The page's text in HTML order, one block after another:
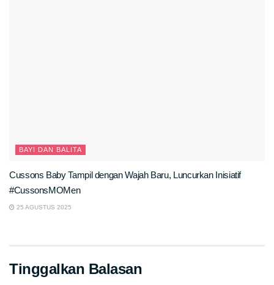
BAYI DAN BALITA
Cussons Baby Tampil dengan Wajah Baru, Luncurkan Inisiatif
#CussonsMOMen
25 AGUSTUS 2025
Tinggalkan Balasan